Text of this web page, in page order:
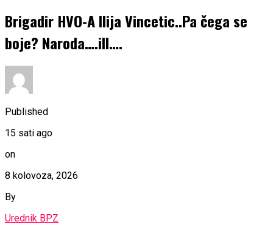
Brigadir HVO-A Ilija Vincetic..Pa čega se
boje? Naroda….ill….
Published
15 sati ago
on
8 kolovoza, 2026
By
Urednik BPZ